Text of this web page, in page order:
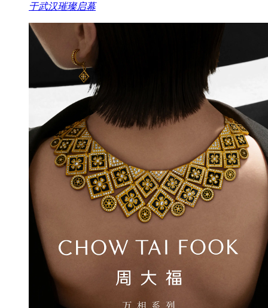
于武汉璀璨启幕